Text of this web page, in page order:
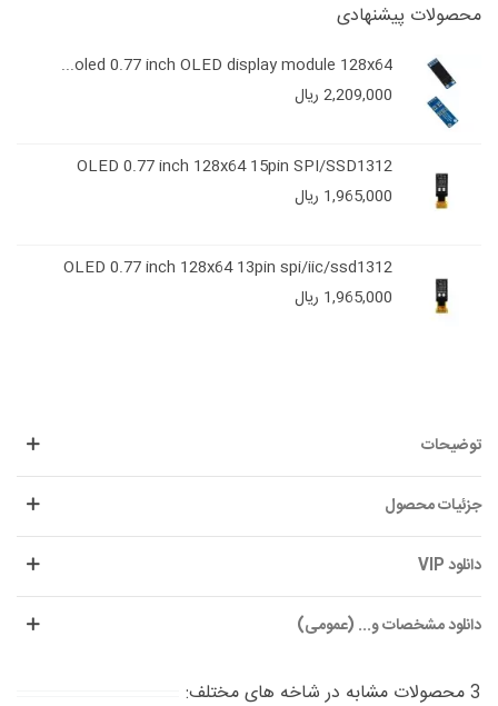
محصولات پیشنهادی
oled 0.77 inch OLED display module 128x64...
2,209,000 ریال
OLED 0.77 inch 128x64 15pin SPI/SSD1312
1,965,000 ریال
OLED 0.77 inch 128x64 13pin spi/iic/ssd1312
1,965,000 ریال
توضیحات
جزئیات محصول
دانلود VIP
دانلود مشخصات و... (عمومی)
3 محصولات مشابه در شاخه های مختلف: